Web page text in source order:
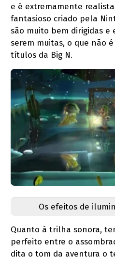
e é extremamente
fantasioso criado pela
são muito bem dirigidas e
serem muitas, o que não
títulos da Big N.
Os efeitos de
Quanto à trilha sonora,
perfeito entre o
dita o tom da aventura o